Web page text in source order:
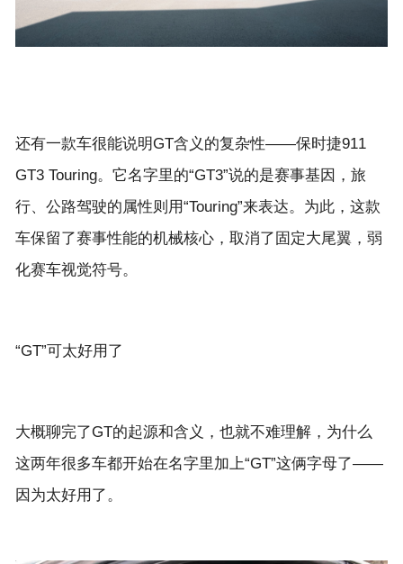
还有一款车很能说明GT含义的复杂性——保时捷911
GT3 Touring。它名字里的“GT3”说的是赛事基因，旅
行、公路驾驶的属性则用“Touring”来表达。为此，这款
车保留了赛事性能的机械核心，取消了固定大尾翼，弱
大概聊完了GT的起源和含义，也就不难理解，为什么
这两年很多车都开始在名字里加上“GT”这俩字母了——